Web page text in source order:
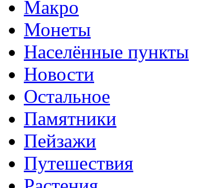
Макро
Монеты
Населённые пункты
Новости
Остальное
Памятники
Пейзажи
Путешествия